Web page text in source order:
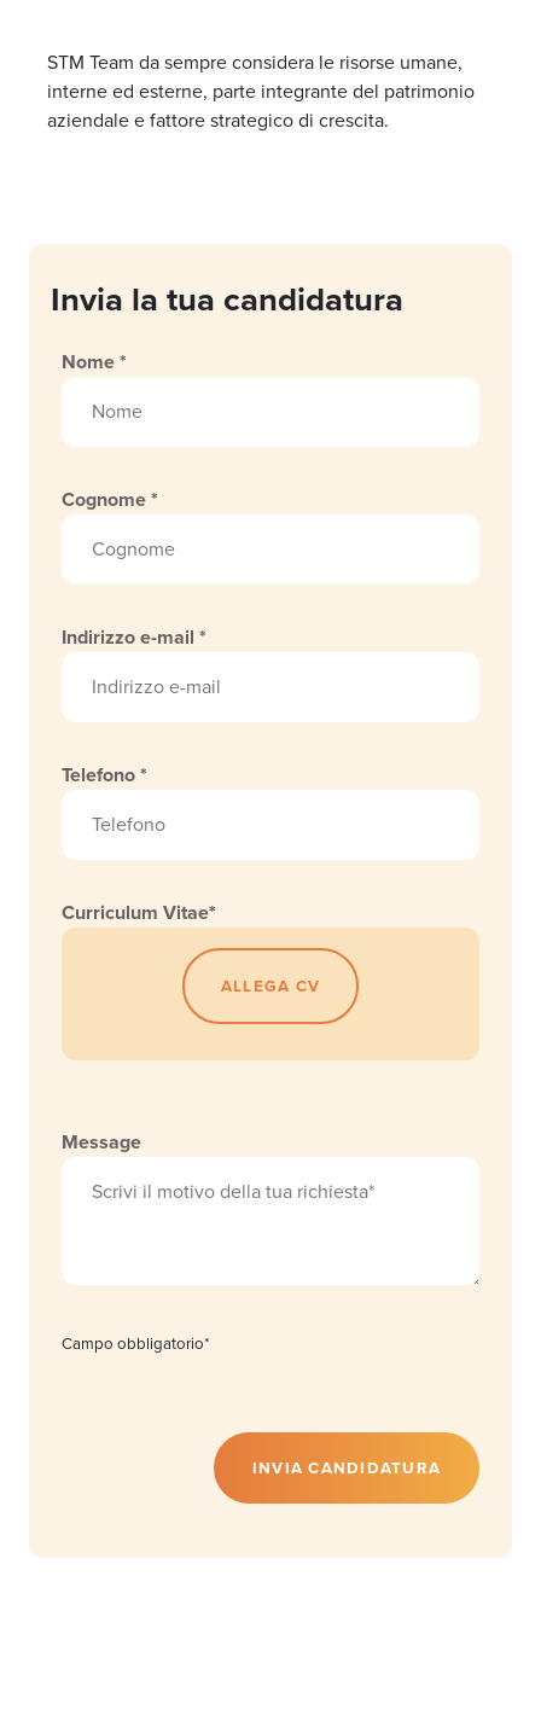
STM Team da sempre considera le risorse umane,
interne ed esterne, parte integrante del patrimonio
aziendale e fattore strategico di crescita.
Invia la tua candidatura
Nome *
Cognome *
Indirizzo e-mail *
Telefono *
Curriculum Vitae*
ALLEGA CV
Message
Campo obbligatorio*
INVIA CANDIDATURA